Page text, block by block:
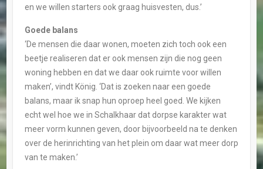
en we willen starters ook graag huisvesten, dus.’
Goede balans
‘De mensen die daar wonen, moeten zich toch ook een
beetje realiseren dat er ook mensen zijn die nog geen
woning hebben en dat we daar ook ruimte voor willen
maken’, vindt König. ‘Dat is zoeken naar een goede
balans, maar ik snap hun oproep heel goed. We kijken
echt wel hoe we in Schalkhaar dat dorpse karakter wat
meer vorm kunnen geven, door bijvoorbeeld na te denken
over de herinrichting van het plein om daar wat meer dorp
van te maken.’